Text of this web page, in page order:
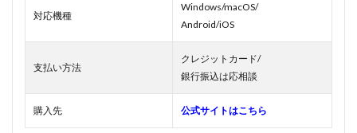
対応機種
Windows/macOS/
Android/iOS
支払い方法
クレジットカード/
銀行振込は応相談
購入先 公式サイトはこちら